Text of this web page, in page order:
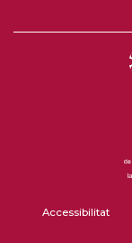
Accessibilitat